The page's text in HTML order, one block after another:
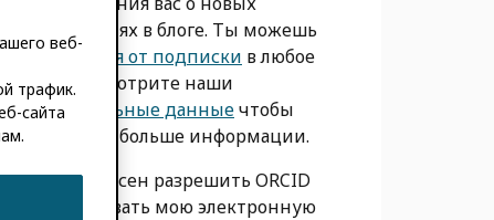
сообщениях в блоге. Ты можешь
отказаться от подписки в любое
время. Смотрите наши
Персональные данныечтобы
получить больше информации.
Я согласен разрешить ORCID
использовать мою электронную
веб-
трафик.
сайта